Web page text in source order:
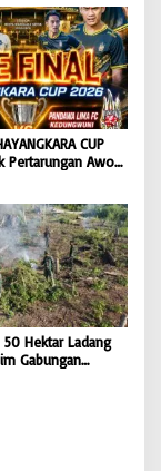
Pidum
RI |
CUP
Pertarungan Awon
Stadion Widya
Hektar Ladang
Gabungan